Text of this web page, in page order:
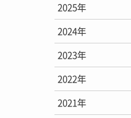
2025年
2024年
2023年
2022年
2021年